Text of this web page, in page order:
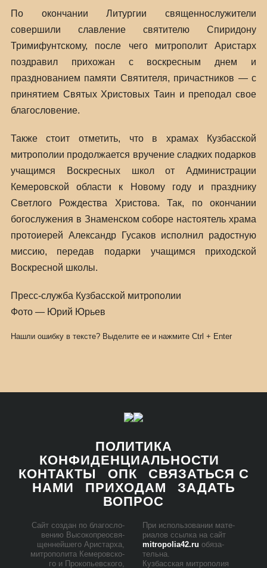
По окончании Литургии священнослужители
совершили славление святителю Спиридону
Тримифунтскому, после чего митрополит Аристарх
поздравил прихожан с воскресным днем и
празднованием памяти Святителя, причастников — с
принятием Святых Христовых Таин и преподал свое
благословение.
Также стоит отметить, что в храмах Кузбасской
митрополии продолжается вручение сладких подарков
учащимся Воскресных школ от Администрации
Кемеровской области к Новому году и празднику
Светлого Рождества Христова. Так, по окончании
богослужения в Знаменском соборе настоятель храма
протоиерей Александр Гусаков исполнил радостную
миссию, передав подарки учащимся приходской
Воскресной школы.
Пресс-служба Кузбасской митрополии
Фото — Юрий Юрьев
Нашли ошибку в тексте? Выделите ее и нажмите Ctrl + Enter
ПОЛИТИКА
КОНФИДЕНЦИАЛЬНОСТИ
КОНТАКТЫ
ОПК
СВЯЗАТЬСЯ С
НАМИ
ПРИХОДАМ
ЗАДАТЬ
ВОПРОС
Сайт со­здан по бла­го­сло­
ве­нию Вы­со­ко­прео­свя­
щен­ней­ше­го Ари­стар­ха,
мит­ро­по­ли­та Ке­ме­ров­ско­
го и Про­ко­пьев­ско­го,
При ис­поль­зо­ва­нии ма­те­
ри­а­лов ссыл­ка на сайт
mitropolia42.ru обя­за­
тель­на.
Куз­бас­ская мит­ро­по­лия